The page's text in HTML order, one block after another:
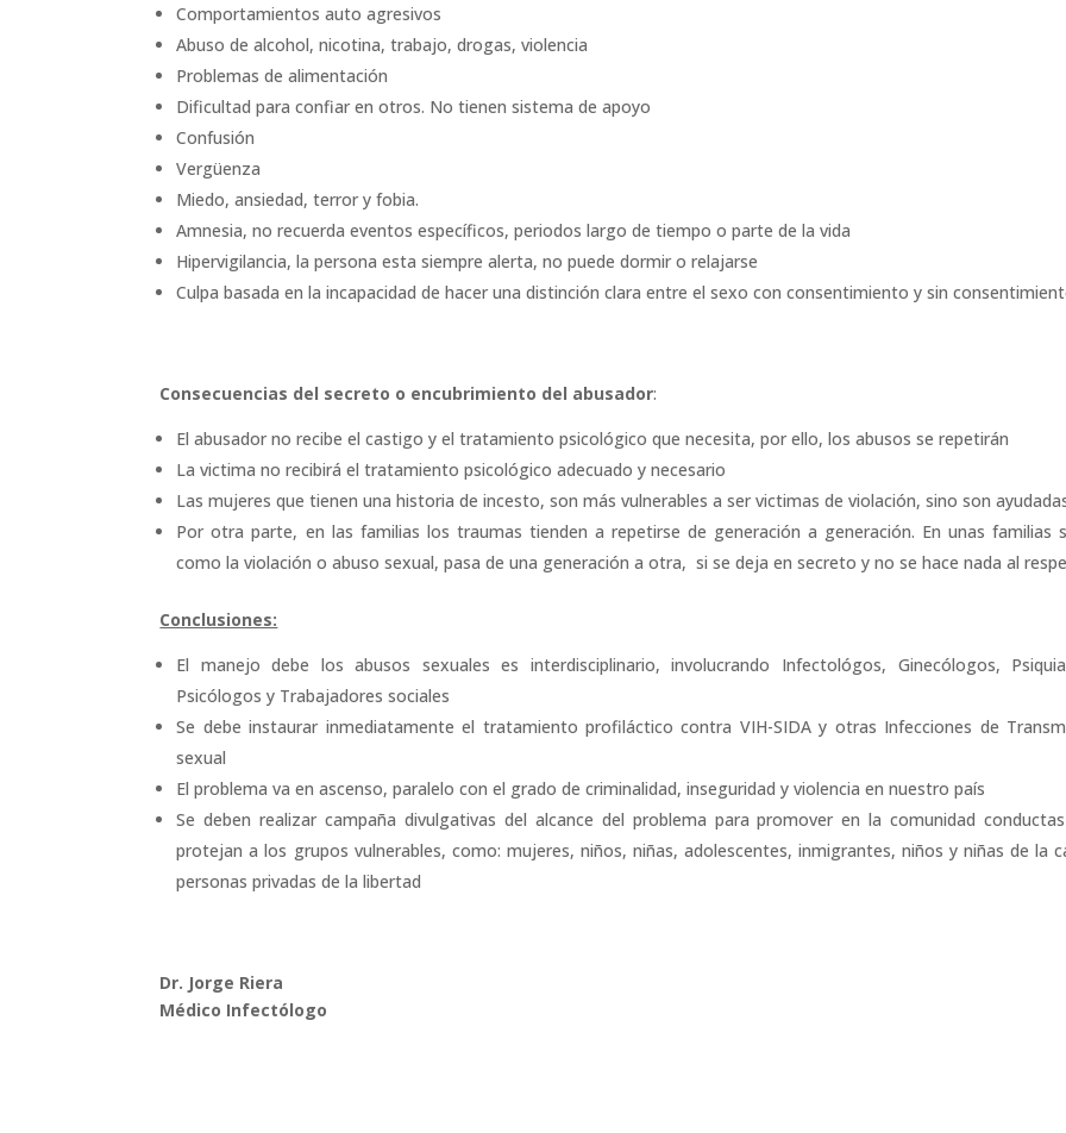
Comportamientos auto agresivos
Abuso de alcohol, nicotina, trabajo, drogas, violencia
Problemas de alimentación
Dificultad para confiar en otros. No tienen sistema de apoyo
Confusión
Vergüenza
Miedo, ansiedad, terror y fobia.
Amnesia, no recuerda eventos específicos, periodos largo de tiempo o parte de la vida
Hipervigilancia, la persona esta siempre alerta, no puede dormir o relajarse
Culpa basada en la incapacidad de hacer una distinción clara entre el sexo con consentimiento y sin
Consecuencias del secreto o encubrimiento del abusador:
El abusador no recibe el castigo y el tratamiento psicológico que necesita, por ello, los abusos se repetirán
La victima no recibirá el tratamiento psicológico adecuado y necesario
Las mujeres que tienen una historia de incesto, son más vulnerables a ser victimas de violación, sino son
Por otra parte, en las familias los traumas tienden a repetirse de generación a generación. En unas familias
como la violación o abuso sexual, pasa de una generación a otra, si se deja en secreto y no se hace nada al
Conclusiones:
El manejo debe los abusos sexuales es interdisciplinario, involucrando Infectológos, Ginecólogos,
Psicólogos y Trabajadores sociales
Se debe instaurar inmediatamente el tratamiento profiláctico contra VIH-SIDA y otras Infecciones de
sexual
El problema va en ascenso, paralelo con el grado de criminalidad, inseguridad y violencia en nuestro país
Se deben realizar campaña divulgativas del alcance del problema para promover en la comunidad
protejan a los grupos vulnerables, como: mujeres, niños, niñas, adolescentes, inmigrantes, niños y niñas de la
personas privadas de la libertad
Dr. Jorge Riera
Médico Infectólogo